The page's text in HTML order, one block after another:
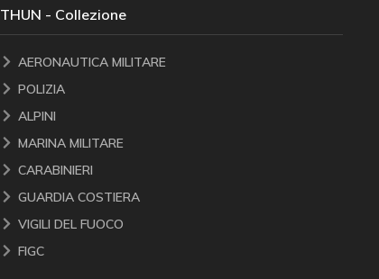
THUN - Collezione
AERONAUTICA MILITARE
POLIZIA
ALPINI
MARINA MILITARE
CARABINIERI
GUARDIA COSTIERA
VIGILI DEL FUOCO
FIGC